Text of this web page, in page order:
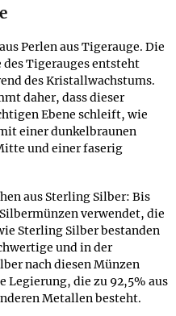
Perlen aus Tigerauge. Die
Tigerauges entsteht
des Kristallwachstums.
daher, dass dieser
Ebene schleift, wie
einer dunkelbraunen
und einer faserig
aus Sterling Silber: Bis
verwendet, die
Sterling Silber bestanden
und in der
nach diesen Münzen
Legierung, die zu 92,5% aus
Metallen besteht.